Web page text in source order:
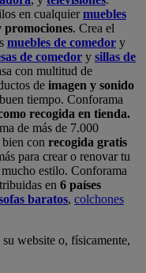
en cualquiermuebles
promociones. Crea el
muebles de comedor y
de comedor y sillas de
con multitud de
de imagen y sonido
tiempo. Conforama
recogida en tienda.
de más de 7.000
bien con recogida gratis
para crear o renovar tu
estilo. Conforama
en 6 países
baratos, colchones
website o, físicamente,